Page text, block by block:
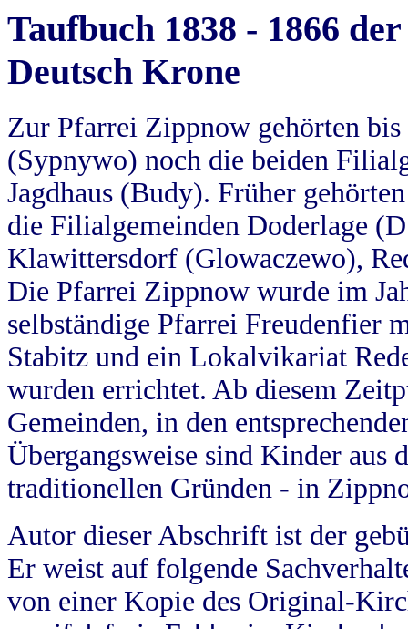
Taufbuch 1838 - 1866
Deutsch Krone
Zur Pfarrei Zippnow gehörten
(Sypnywo) noch die beiden
Jagdhaus (Budy). Früher
die Filialgemeinden Doderlage
Klawittersdorf (Glowaczewo),
Die Pfarrei Zippnow wurde im
selbständige Pfarrei Freudenfier
Stabitz und ein Lokalvikariat
wurden errichtet. Ab diesem
Gemeinden, in den
Übergangsweise sind Kinder aus
traditionellen Gründen - in
Autor dieser Abschrift ist der
Er weist auf folgende
von einer Kopie des Original-